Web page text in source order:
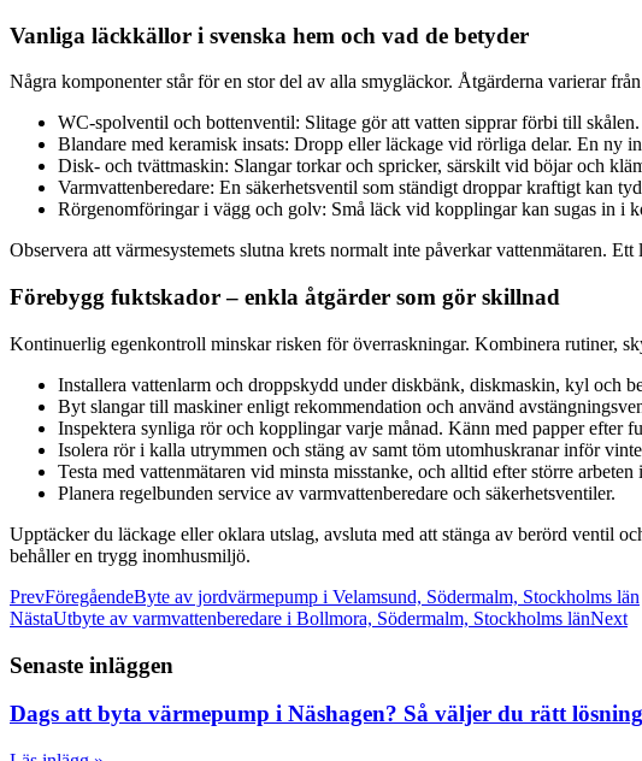
Vanliga läckkällor i svenska hem och vad de betyder
Några komponenter står för en stor del av alla smygläckor. Åtgärderna varierar
WC-spolventil och bottenventil: Slitage gör att vatten sipprar förbi till
Blandare med keramisk insats: Dropp eller läckage vid rörliga delar. En ny
Disk- och tvättmaskin: Slangar torkar och spricker, särskilt vid böjar och
Varmvattenberedare: En säkerhetsventil som ständigt droppar kraftigt kan
Rörgenomföringar i vägg och golv: Små läck vid kopplingar kan sugas in i
Observera att värmesystemets slutna krets normalt inte påverkar vattenmätaren.
Förebygg fuktskador – enkla åtgärder som gör skillnad
Kontinuerlig egenkontroll minskar risken för överraskningar. Kombinera rutiner,
Installera vattenlarm och droppskydd under diskbänk, diskmaskin, kyl och
Byt slangar till maskiner enligt rekommendation och använd
Inspektera synliga rör och kopplingar varje månad. Känn med papper efter
Isolera rör i kalla utrymmen och stäng av samt töm utomhuskranar inför
Testa med vattenmätaren vid minsta misstanke, och alltid efter större
Planera regelbunden service av varmvattenberedare och säkerhetsventiler.
Upptäcker du läckage eller oklara utslag, avsluta med att stänga av berörd ventil
behåller en trygg inomhusmiljö.
PrevFöregåendeByte av jordvärmepump i Velamsund, Södermalm, Stockholms län
NästaUtbyte av varmvattenberedare i Bollmora, Södermalm, Stockholms länNext
Senaste inläggen
Dags att byta värmepump i Näshagen? Så väljer du rätt